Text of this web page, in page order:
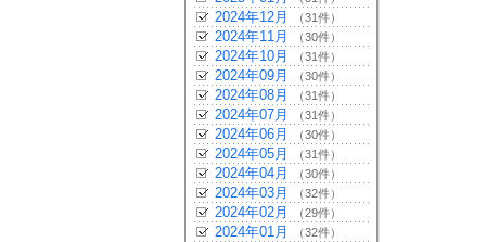
2024年12月 （31件）
2024年11月 （30件）
2024年10月 （31件）
2024年09月 （30件）
2024年08月 （31件）
2024年07月 （31件）
2024年06月 （30件）
2024年05月 （31件）
2024年04月 （30件）
2024年03月 （32件）
2024年02月 （29件）
2024年01月 （32件）